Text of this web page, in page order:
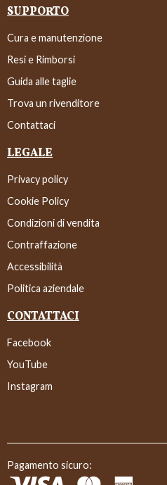
SUPPORTO
Cura e manutenzione
Resi e Rimborsi
Guida alle taglie
Trova un rivenditore
Contattaci
LEGALE
Privacy policy
Cookie Policy
Condizioni di vendita
Contraffazione
Accessibilità
Politica aziendale
CONTATTACI
Facebook
YouTube
Instagram
Pagamento sicuro: